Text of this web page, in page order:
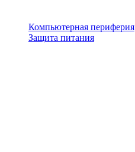
Компьютерная периферия
Защита питания